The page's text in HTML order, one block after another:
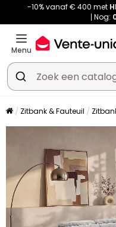
-10% vanaf € 400 met
Nog:
Menu
Zitbank & Fauteuil